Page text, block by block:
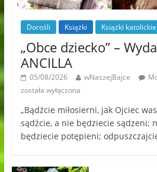
Dorośli Książki Książki katolickie
„Obce dziecko” –
ANCILLA
05/08/2026 wNaszejBajce
została wyłączona
„Bądźcie miłosierni, jak Ojciec
sądźcie, a nie będziecie sądzeni;
będziecie potępieni;